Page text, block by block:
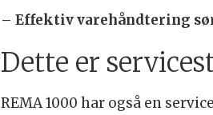
– Effektiv varehåndtering
Dette er
REMA 1000 har også en